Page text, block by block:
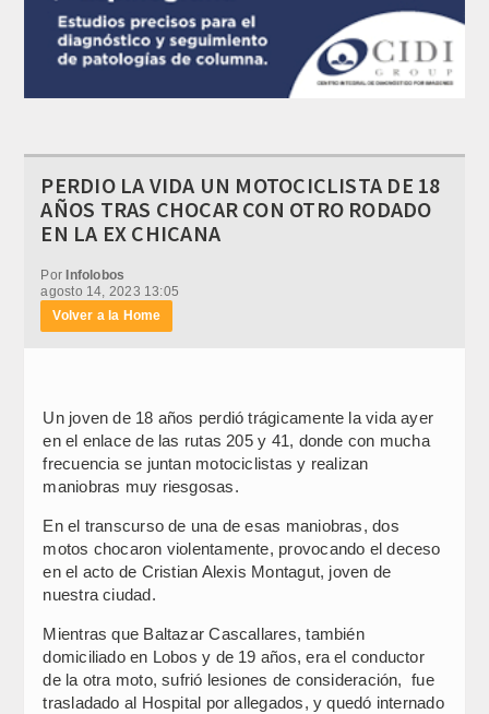
PERDIO LA VIDA UN MOTOCICLISTA DE 18
AÑOS TRAS CHOCAR CON OTRO RODADO
EN LA EX CHICANA
PorInfolobos
agosto 14, 2023 13:05
Volver a la Home
Un joven de 18 años perdió trágicamente la vida ayer
en el enlace de las rutas 205 y 41, donde con mucha
frecuencia se juntan motociclistas y realizan
maniobras muy riesgosas.
En el transcurso de una de esas maniobras, dos
motos chocaron violentamente, provocando el deceso
en el acto de Cristian Alexis Montagut, joven de
nuestra ciudad.
Mientras que Baltazar Cascallares, también
domiciliado en Lobos y de 19 años, era el conductor
de la otra moto, sufrió lesiones de consideración, fue
trasladado al Hospital por allegados, y quedó internado